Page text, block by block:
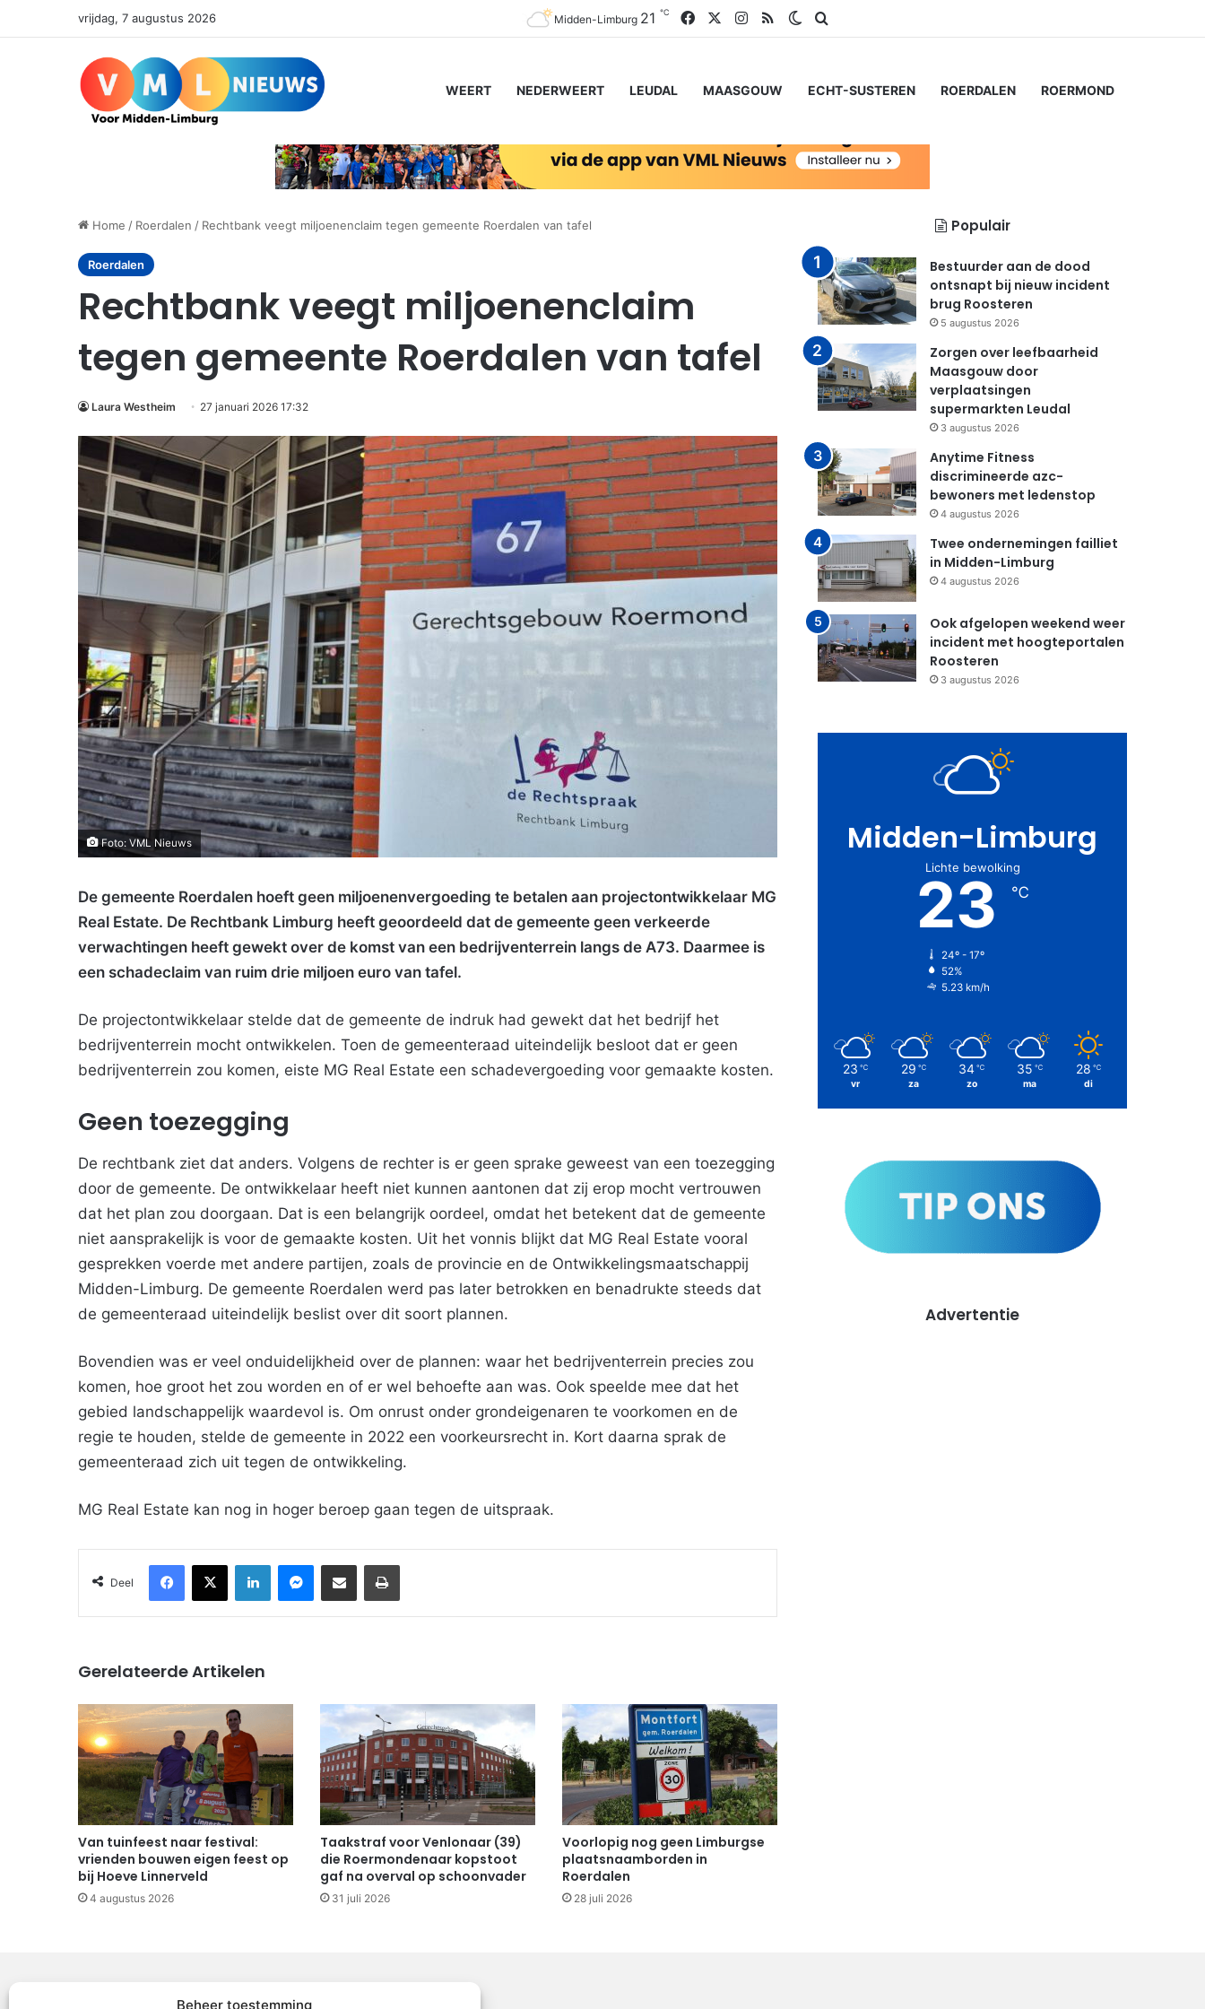
Beheer toestemming
vrijdag, 7 augustus 2026 Midden-Limburg 21 ℃ FacebookInstagram
RSSSwitch skin
WEERT NEDERWEERT LEUDAL MAASGOUW ECHT-SUSTEREN ROERDALEN ROERMOND
Home / Roerdalen / Rechtbank veegt miljoenenclaim tegen gemeente Roerdalen van tafel
Roerdalen
Rechtbank veegt miljoenenclaim
tegen gemeente Roerdalen van tafel
Laura Westheim 27 januari 2026 17:32
Foto: VML Nieuws
De gemeente Roerdalen hoeft geen miljoenenvergoeding te betalen aan projectontwikkelaar MG
Real Estate. De Rechtbank Limburg heeft geoordeeld dat de gemeente geen verkeerde
verwachtingen heeft gewekt over de komst van een bedrijventerrein langs de A73. Daarmee is
een schadeclaim van ruim drie miljoen euro van tafel.
De projectontwikkelaar stelde dat de gemeente de indruk had gewekt dat het bedrijf het
bedrijventerrein mocht ontwikkelen. Toen de gemeenteraad uiteindelijk besloot dat er geen
bedrijventerrein zou komen, eiste MG Real Estate een schadevergoeding voor gemaakte kosten.
Geen toezegging
De rechtbank ziet dat anders. Volgens de rechter is er geen sprake geweest van een toezegging
door de gemeente. De ontwikkelaar heeft niet kunnen aantonen dat zij erop mocht vertrouwen
dat het plan zou doorgaan. Dat is een belangrijk oordeel, omdat het betekent dat de gemeente
niet aansprakelijk is voor de gemaakte kosten. Uit het vonnis blijkt dat MG Real Estate vooral
gesprekken voerde met andere partijen, zoals de provincie en de Ontwikkelingsmaatschappij
Midden-Limburg. De gemeente Roerdalen werd pas later betrokken en benadrukte steeds dat
de gemeenteraad uiteindelijk beslist over dit soort plannen.
Bovendien was er veel onduidelijkheid over de plannen: waar het bedrijventerrein precies zou
komen, hoe groot het zou worden en of er wel behoefte aan was. Ook speelde mee dat het
gebied landschappelijk waardevol is. Om onrust onder grondeigenaren te voorkomen en de
regie te houden, stelde de gemeente in 2022 een voorkeursrecht in. Kort daarna sprak de
gemeenteraad zich uit tegen de ontwikkeling.
MG Real Estate kan nog in hoger beroep gaan tegen de uitspraak.
Deel
Facebook
X LinkedInMessenger
Deel via Email Print
Gerelateerde Artikelen
Van tuinfeest naar festival:
vrienden bouwen eigen feest op
bij Hoeve Linnerveld
4 augustus 2026
Taakstraf voor Venlonaar (39)
die Roermondenaar kopstoot
gaf na overval op schoonvader
31 juli 2026
Voorlopig nog geen Limburgse
plaatsnaamborden in
Roerdalen
28 juli 2026
Populair
Bestuurder aan de dood
ontsnapt bij nieuw incident
brug Roosteren
5 augustus 2026
Zorgen over leefbaarheid
Maasgouw door
verplaatsingen
supermarkten Leudal
3 augustus 2026
Anytime Fitness
discrimineerde azc-
bewoners met ledenstop
4 augustus 2026
Twee ondernemingen failliet
in Midden-Limburg
4 augustus 2026
Ook afgelopen weekend weer
incident met hoogteportalen
Roosteren
3 augustus 2026
Midden-Limburg
Lichte bewolking
23 ℃
24º - 17º
52%
5.23 km/h
23 ℃
vr
29 ℃
za
34 ℃
zo
35 ℃
ma
28 ℃
di
Advertentie